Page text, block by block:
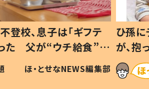
登校、息子は「ギフテ
った 父が“ウチ給食”を
る理由とは #令和の親
ほ・とせなNEWS編集部
ひ孫
が、
「涙が
い」